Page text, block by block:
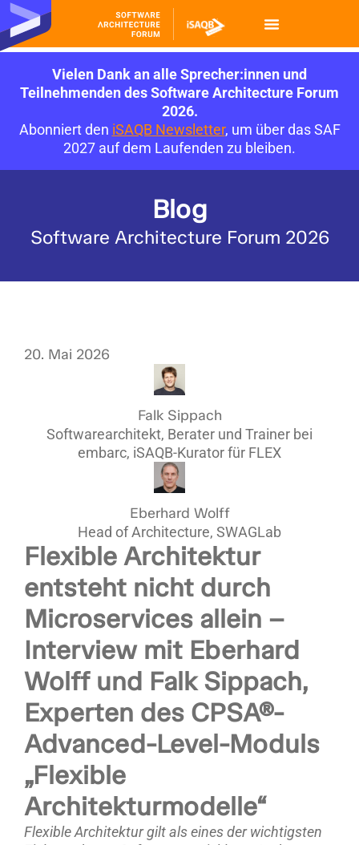
Vielen Dank an alle Sprecher:innen und
Teilnehmenden des Software Architecture Forum
2026.
Abonniert den iSAQB Newsletter, um über das SAF
2027 auf dem Laufenden zu bleiben.
Blog
Software Architecture Forum 2026
20. Mai 2026
Falk Sippach
Softwarearchitekt, Berater und Trainer bei
embarc, iSAQB-Kurator für FLEX
Eberhard Wolff
Head of Architecture, SWAGLab
Flexible Architektur
entsteht nicht durch
Microservices allein –
Interview mit Eberhard
Wolff und Falk Sippach,
Experten des CPSA®-
Advanced-Level-Moduls
„Flexible
Architekturmodelle“
Flexible Architektur gilt als eines der wichtigsten